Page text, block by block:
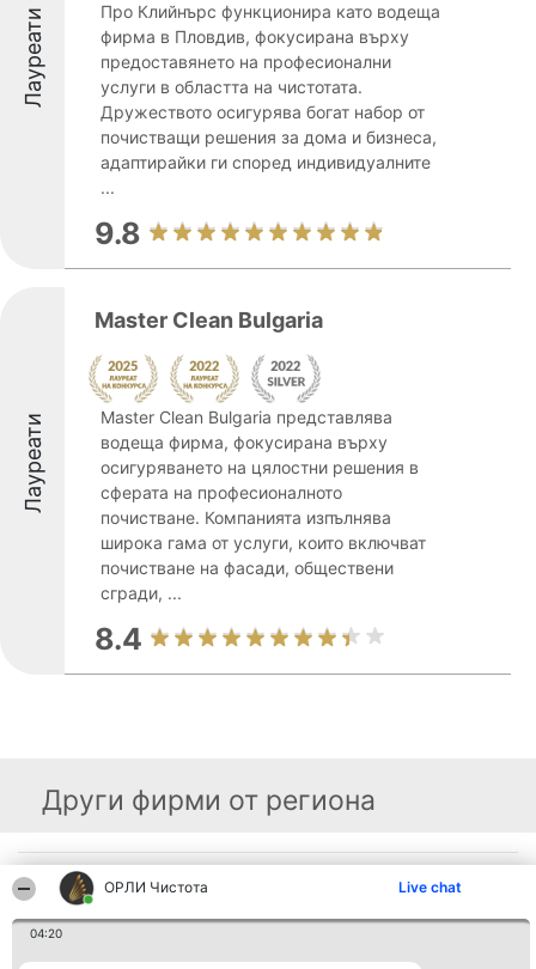
ОРЛИ Чистота Live chat
04:20
Лауреати
Про Клийнърс функционира като водеща
фирма в Пловдив, фокусирана върху
предоставянето на професионални
услуги в областта на чистотата.
Дружеството осигурява богат набор от
почистващи решения за дома и бизнеса,
адаптирайки ги според индивидуалните
...
9.8
Лауреати
Master Clean Bulgaria
Master Clean Bulgaria представлява
водеща фирма, фокусирана върху
осигуряването на цялостни решения в
сферата на професионалното
почистване. Компанията изпълнява
широка гама от услуги, които включват
почистване на фасади, обществени
сгради, ...
8.4
Други фирми от региона
Организатор на
класиране
BulevardulAleea Timișul De
Контакти
Контакти